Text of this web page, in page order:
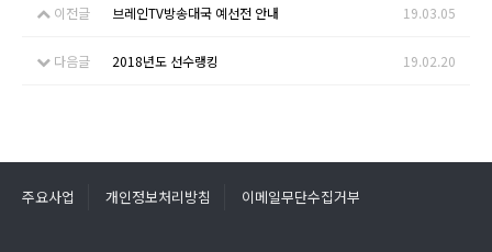
이전글 브레인TV방송대국 예선전 안내 19.03.05
다음글 2018년도 선수랭킹 19.02.20
주요사업 개인정보처리방침 이메일무단수집거부